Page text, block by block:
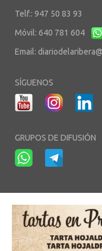
Telf.: 947 50 83 93
Móvil: 640 781 604
Email:
SÍGUENOS
GRUPOS DE DIFUSIÓN
Aviso Legal-Política de